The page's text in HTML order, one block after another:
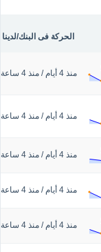
الحركة فى البنك/لدينا
منذ 4 أيام / منذ 4 ساعة
منذ 4 أيام / منذ 4 ساعة
منذ 4 أيام / منذ 4 ساعة
منذ 4 أيام / منذ 4 ساعة
منذ 4 أيام / منذ 4 ساعة